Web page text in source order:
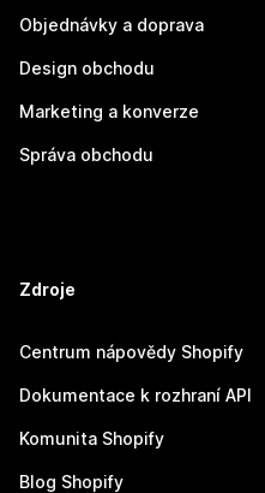
Objednávky a doprava
Design obchodu
Marketing a konverze
Správa obchodu
Zdroje
Centrum nápovědy Shopify
Dokumentace k rozhraní API
Komunita Shopify
Blog Shopify